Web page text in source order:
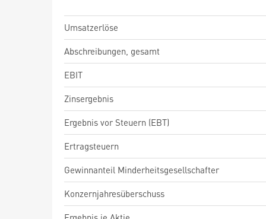
Umsatzerlöse
Abschreibungen, gesamt
EBIT
Zinsergebnis
Ergebnis vor Steuern (EBT)
Ertragsteuern
Gewinnanteil Minderheitsgesellschafter
Konzernjahresüberschuss